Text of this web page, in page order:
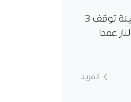
فيديو.. شرطة قسنطينة توقف 3
عمدا
المزيد